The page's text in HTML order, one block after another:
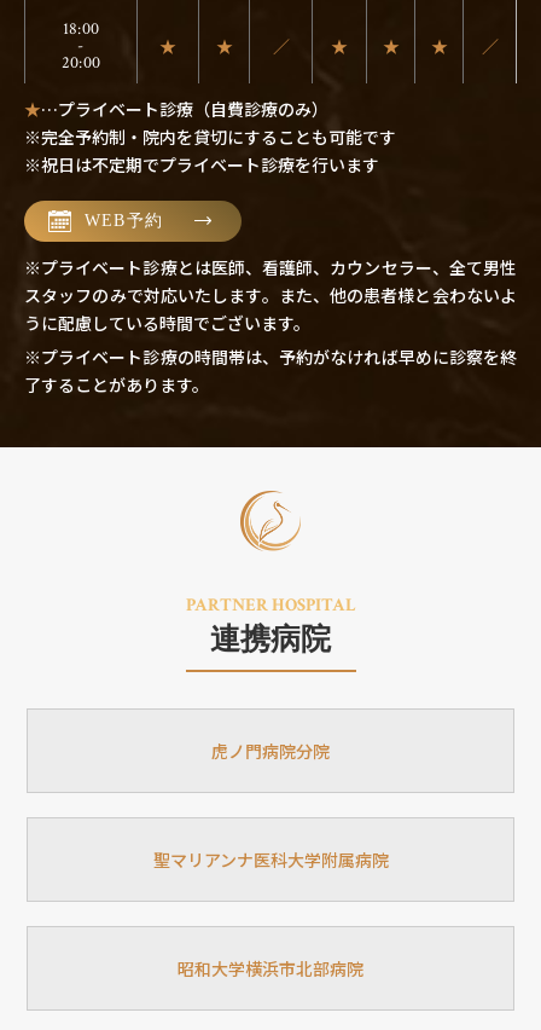
18:00
-
20:00
★ ★ ／ ★ ★ ★ ／
★…プライベート診療（自費診療のみ）
※完全予約制・院内を貸切にすることも可能です
※祝日は不定期でプライベート診療を行います
WEB予約
※プライベート診療とは医師、看護師、カウンセラー、全て男性
スタッフのみで対応いたします。また、他の患者様と会わないよ
うに配慮している時間でございます。
※プライベート診療の時間帯は、予約がなければ早めに診察を終
了することがあります。
PARTNER HOSPITAL
連携病院
虎ノ門病院分院
聖マリアンナ医科大学附属病院
昭和大学横浜市北部病院